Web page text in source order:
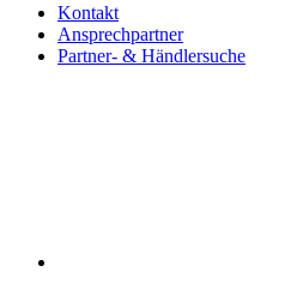
Kontakt
Ansprechpartner
Partner- & Händlersuche